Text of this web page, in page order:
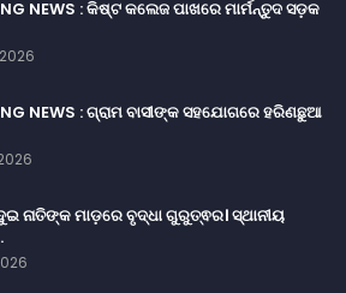
NEWS : କିଷ୍ଟ କଲେଜ ପାଖରେ ମାର୍ମନ୍ତୁଦ ସଡ଼କ
NEWS : ଗ୍ରାମ ବାସୀଙ୍କ ସହଯୋଗରେ ହରିଣଛୁଆ
ନାତିଙ୍କ ମାଡ଼ରେ ବୃଦ୍ଧା ଗୁରୁତ୍ଵର। ସ୍ଥାନୀୟ